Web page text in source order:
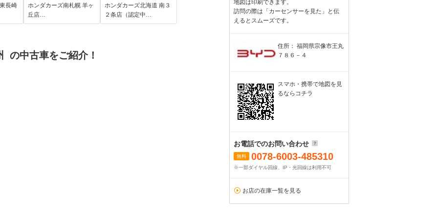
長崎
トビューパッケー
ジ・サイドエアバッ
ホンダカーズ南札幌 羊ヶ
丘店…
純正リモコンスター
ター VSA CSRS
ホンダカーズ北海道 南３
２条店（認定中…
中古車をご紹介！
地図は印刷できます。
訪問の際は「カーセンサーを見た」と伝
えるとスムーズです。
住所： 福岡県宗像市王丸
７８６－４
スマホ・携帯で地図を見
るならコチラ
お電話でのお問い合わせ
無料 0078-6003-485310
※一部ダイヤル回線、IP・光回線は利用不可
お店の在庫一覧を見る